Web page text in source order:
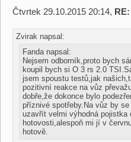
Čtvrtek 29.10.2015 20:14,
Zvirak napsal:
Fanda napsal:
Nejsem odborník,proto bych
koupil bych si O 3 rs 2.0
jsem spoustu testů,jak
pozitivní reakce na vůz
dobře,že dokonce bylo
příznivé spotřeby.Na vůz by
uzavřít velmi výhodná pojistka
hotovosti,alespoň mi jí v
hotově.